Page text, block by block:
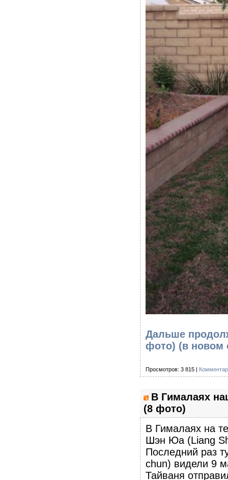
Дальше
фото) (в новом
Просмотров: 3 815 |
В Гималаях
(8 фото)
В Гималаях на
Шэн Юа (Liang
Последний раз
chun) видели 9
Тайваня